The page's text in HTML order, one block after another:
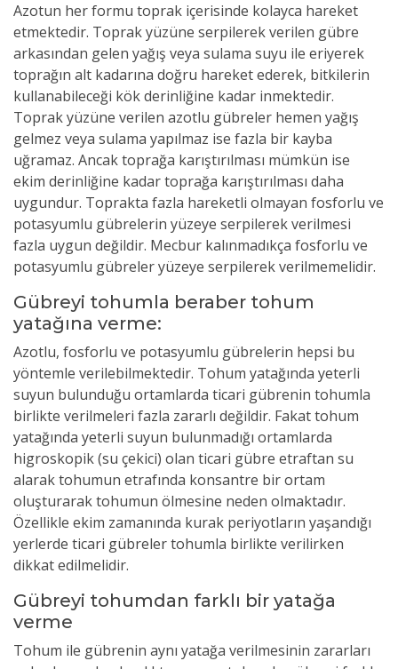
Azotun her formu toprak içerisinde kolayca hareket
etmektedir. Toprak yüzüne serpilerek verilen gübre
arkasından gelen yağış veya sulama suyu ile eriyerek
toprağın alt kadarına doğru hareket ederek, bitkilerin
kullanabileceği kök derinliğine kadar inmektedir.
Toprak yüzüne verilen azotlu gübreler hemen yağış
gelmez veya sulama yapılmaz ise fazla bir kayba
uğramaz. Ancak toprağa karıştırılması mümkün ise
ekim derinliğine kadar toprağa karıştırılması daha
uygundur. Toprakta fazla hareketli olmayan fosforlu ve
potasyumlu gübrelerin yüzeye serpilerek verilmesi
fazla uygun değildir. Mecbur kalınmadıkça fosforlu ve
potasyumlu gübreler yüzeye serpilerek verilmemelidir.
Gübreyi tohumla beraber tohum
yatağına verme:
Azotlu, fosforlu ve potasyumlu gübrelerin hepsi bu
yöntemle verilebilmektedir. Tohum yatağında yeterli
suyun bulunduğu ortamlarda ticari gübrenin tohumla
birlikte verilmeleri fazla zararlı değildir. Fakat tohum
yatağında yeterli suyun bulunmadığı ortamlarda
higroskopik (su çekici) olan ticari gübre etraftan su
alarak tohumun etrafında konsantre bir ortam
oluşturarak tohumun ölmesine neden olmaktadır.
Özellikle ekim zamanında kurak periyotların yaşandığı
yerlerde ticari gübreler tohumla birlikte verilirken
dikkat edilmelidir.
Gübreyi tohumdan farklı bir yatağa
verme
Tohum ile gübrenin aynı yatağa verilmesinin zararları